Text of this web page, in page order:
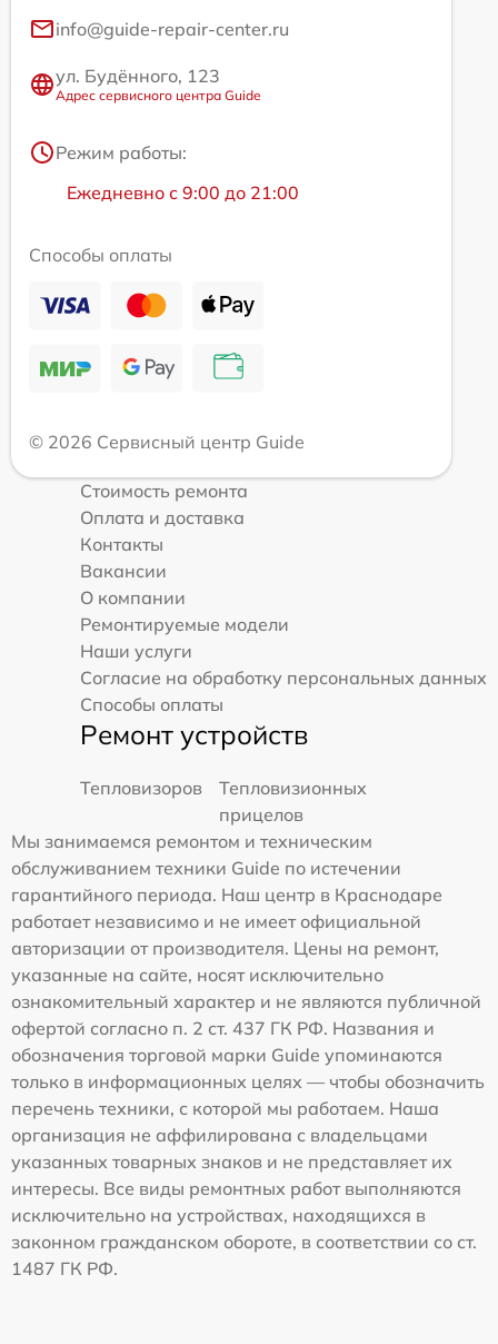
info@guide-repair-center.ru
ул. Будённого, 123
Адрес сервисного центра Guide
Режим работы:
Ежедневно с 9:00 до 21:00
Способы оплаты
© 2026 Сервисный центр Guide
Стоимость ремонта
Оплата и доставка
Контакты
Вакансии
О компании
Ремонтируемые модели
Наши услуги
Согласие на обработку персональных данных
Способы оплаты
Ремонт устройств
Тепловизоров
Тепловизионных
прицелов
Мы занимаемся ремонтом и техническим
обслуживанием техники Guide по истечении
гарантийного периода. Наш центр в Краснодаре
работает независимо и не имеет официальной
авторизации от производителя. Цены на ремонт,
указанные на сайте, носят исключительно
ознакомительный характер и не являются публичной
офертой согласно п. 2 ст. 437 ГК РФ. Названия и
обозначения торговой марки Guide упоминаются
только в информационных целях — чтобы обозначить
перечень техники, с которой мы работаем. Наша
организация не аффилирована с владельцами
указанных товарных знаков и не представляет их
интересы. Все виды ремонтных работ выполняются
исключительно на устройствах, находящихся в
законном гражданском обороте, в соответствии со ст.
1487 ГК РФ.